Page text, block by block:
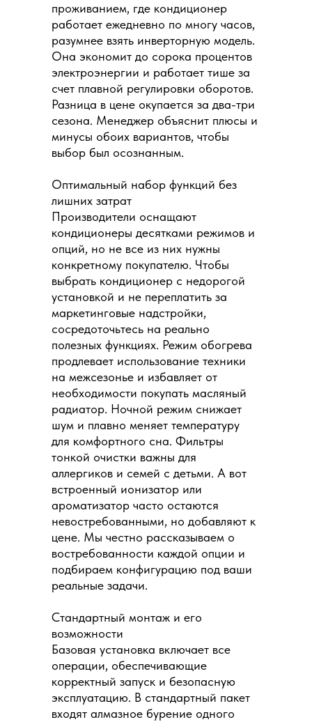
проживанием, где кондиционер
работает ежедневно по многу часов,
разумнее взять инверторную модель.
Она экономит до сорока процентов
электроэнергии и работает тише за
счет плавной регулировки оборотов.
Разница в цене окупается за два-три
сезона. Менеджер объяснит плюсы и
минусы обоих вариантов, чтобы
выбор был осознанным.
Оптимальный набор функций без
лишних затрат
Производители оснащают
кондиционеры десятками режимов и
опций, но не все из них нужны
конкретному покупателю. Чтобы
выбрать кондиционер с недорогой
установкой и не переплатить за
маркетинговые надстройки,
сосредоточьтесь на реально
полезных функциях. Режим обогрева
продлевает использование техники
на межсезонье и избавляет от
необходимости покупать масляный
радиатор. Ночной режим снижает
шум и плавно меняет температуру
для комфортного сна. Фильтры
тонкой очистки важны для
аллергиков и семей с детьми. А вот
встроенный ионизатор или
ароматизатор часто остаются
невостребованными, но добавляют к
цене. Мы честно рассказываем о
востребованности каждой опции и
подбираем конфигурацию под ваши
реальные задачи.
Стандартный монтаж и его
возможности
Базовая установка включает все
операции, обеспечивающие
корректный запуск и безопасную
эксплуатацию. В стандартный пакет
входят алмазное бурение одного